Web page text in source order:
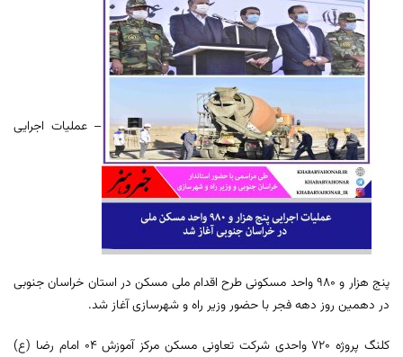
– عملیات اجرایی
پنج هزار و ۹۸۰ واحد مسکونی طرح اقدام ملی مسکن در استان خراسان جنوبی
در دهمین روز دهه فجر با حضور وزیر راه و شهرسازی آغاز شد.
کلنگ پروژه ۷۲۰ واحدی شرکت تعاونی مسکن مرکز آموزش ۰۴ امام رضا (ع)